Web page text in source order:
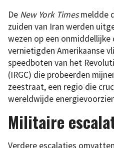
De New York Timesmeldde
zuiden van Iran werden
wezen op een
vernietigden Amerikaanse
speedboten van het
(IRGC) die probeerden
zeestraat, een regio die
wereldwijde
Militaire
Verdere escalaties